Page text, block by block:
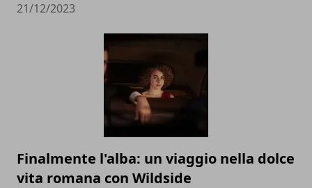
21/12/2023
Finalmente l'alba: un viaggio nella dolce
vita romana con Wildside